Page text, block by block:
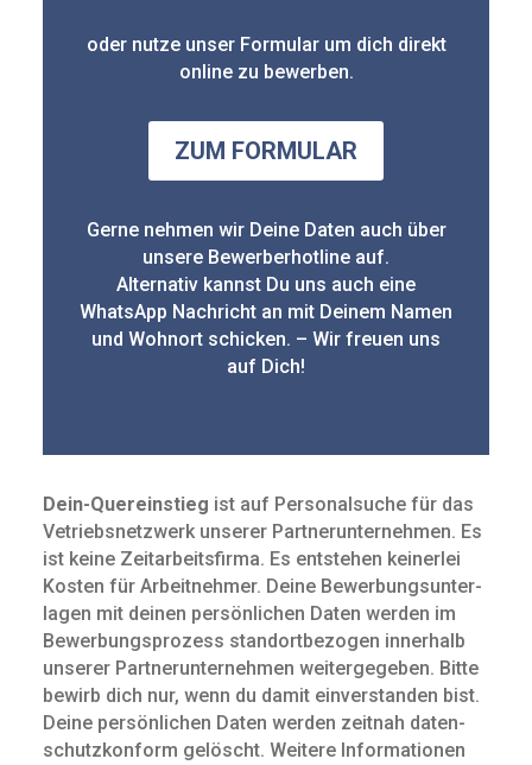
oder nutze unser Formular um dich direkt
online zu bewerben.
ZUM FORMULAR
Gerne nehmen wir Deine Daten auch über
unsere Bewerberhotline auf.
Alternativ kannst Du uns auch eine
WhatsApp Nachricht an mit Deinem Namen
und Wohnort schicken. – Wir freuen uns
auf Dich!
Dein-Quereinstieg ist auf Personalsuche für das
Vetriebsnetzwerk unserer Partnerunternehmen. Es
ist keine Zeit­arbeits­firma. Es entstehen keinerlei
Kosten für Arbeit­nehmer. Deine Bewerbungs­unter­
lagen mit deinen persön­lichen Daten werden im
Bewerbungs­prozess standort­bezogen innerhalb
unserer Partnerunternehmen weitergegeben. Bitte
bewirb dich nur, wenn du damit ein­verstanden bist.
Deine persön­lichen Daten werden zeitnah daten­
schutz­konform gelöscht. Weitere Infor­mationen